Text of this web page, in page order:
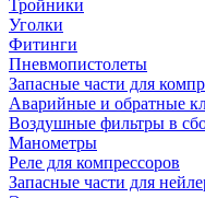
Тройники
Уголки
Фитинги
Пневмопистолеты
Запасные части для
Аварийные и обратные
Воздушные фильтры в
Манометры
Реле для компрессоров
Запасные части для